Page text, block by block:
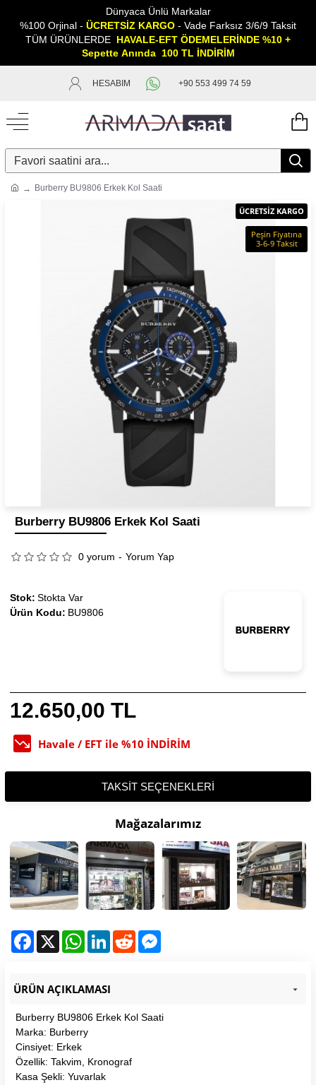
Dünyaca Ünlü Markalar
%100 Orjinal - ÜCRETSİZ KARGO - Vade Farksız 3/6/9 Taksit
TÜM ÜRÜNLERDE HAVALE-EFT ÖDEMELERİNDE %10 +
Sepette Anında 100 TL İNDİRİM
HESABIM +90 553 499 74 59
Burberry BU9806 Erkek Kol Saati
ÜCRETSİZ KARGO
Peşin Fiyatına
3-6-9 Taksit
Burberry BU9806 Erkek Kol Saati
0 yorum - Yorum Yap
12.650,00 TL
Havale / EFT ile %10 İNDİRİM
Stok: Stokta Var
Ürün Kodu: BU9806
TAKSIT SEÇENEKLERI
Mağazalarımız
Facebook WhatsAppLinkedInReddit
ÜRÜN AÇIKLAMASI
Burberry BU9806 Erkek Kol Saati
Marka: Burberry
Cinsiyet: Erkek
Özellik: Takvim, Kronograf
Kasa Şekli: Yuvarlak